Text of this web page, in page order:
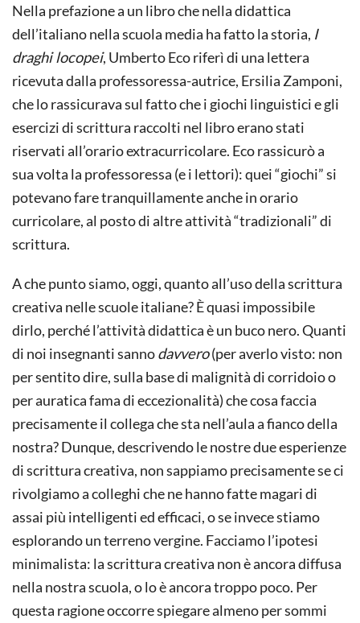
Nella prefazione a un libro che nella didattica
dell’italiano nella scuola media ha fatto la storia, I
draghi locopei, Umberto Eco riferì di una lettera
ricevuta dalla professoressa-autrice, Ersilia Zamponi,
che lo rassicurava sul fatto che i giochi linguistici e gli
esercizi di scrittura raccolti nel libro erano stati
riservati all’orario extracurricolare. Eco rassicurò a
sua volta la professoressa (e i lettori): quei “giochi” si
potevano fare tranquillamente anche in orario
curricolare, al posto di altre attività “tradizionali” di
scrittura.
A che punto siamo, oggi, quanto all’uso della scrittura
creativa nelle scuole italiane? È quasi impossibile
dirlo, perché l’attività didattica è un buco nero. Quanti
di noi insegnanti sannodavvero(per averlo visto: non
per sentito dire, sulla base di malignità di corridoio o
per auratica fama di eccezionalità) che cosa faccia
precisamente il collega che sta nell’aula a fianco della
nostra? Dunque, descrivendo le nostre due esperienze
di scrittura creativa, non sappiamo precisamente se ci
rivolgiamo a colleghi che ne hanno fatte magari di
assai più intelligenti ed efficaci, o se invece stiamo
esplorando un terreno vergine. Facciamo l’ipotesi
minimalista: la scrittura creativa non è ancora diffusa
nella nostra scuola, o lo è ancora troppo poco. Per
questa ragione occorre spiegare almeno per sommi